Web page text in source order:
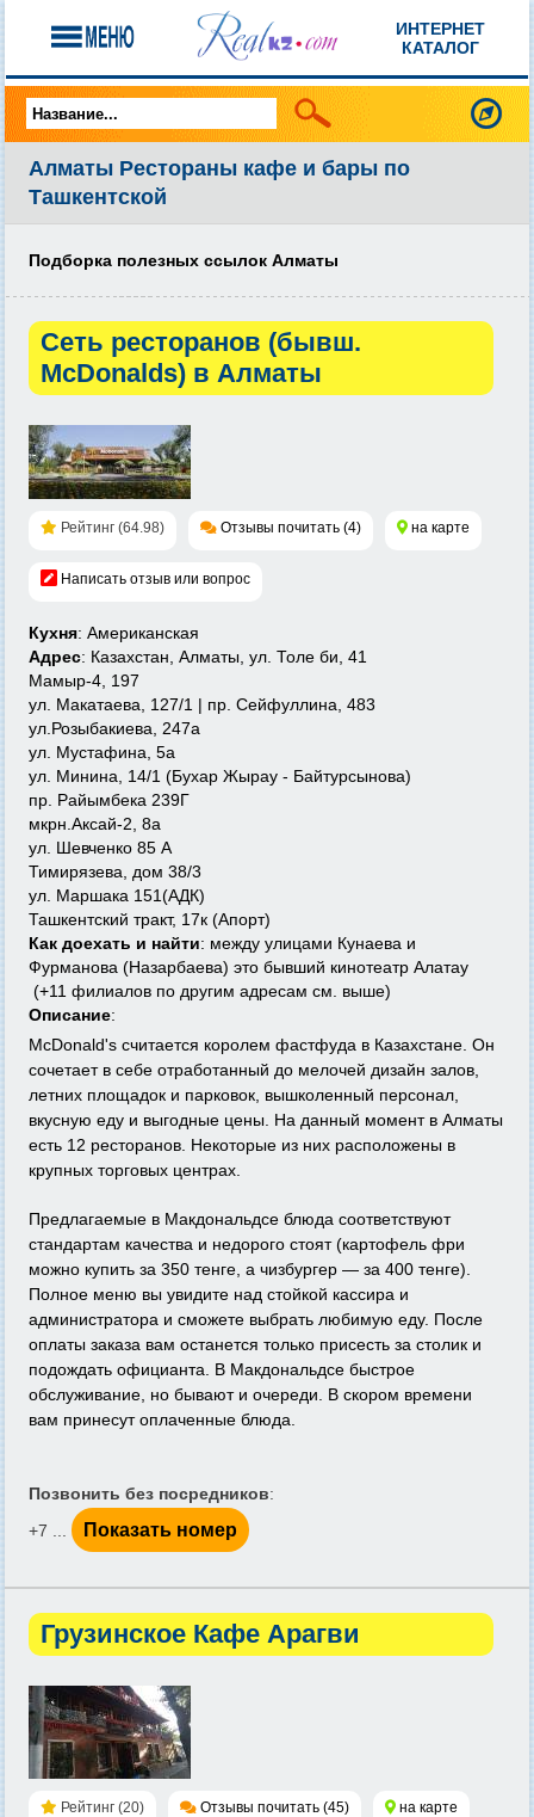
ИНТЕРНЕТ
КАТАЛОГ
Алматы Рестораны кафе и бары по
Ташкентской
Подборка полезных ссылок Алматы
Сеть ресторанов (бывш.
McDonalds) в Алматы
Рейтинг (64.98) Отзывы почитать (4) на карте
Написать отзыв или вопрос
Кухня: Американская
Адрес: Казахстан, Алматы, ул. Толе би, 41
Мамыр-4, 197
ул. Макатаева, 127/1 | пр. Сейфуллина, 483
ул.Розыбакиева, 247а
ул. Мустафина, 5а
ул. Минина, 14/1 (Бухар Жырау - Байтурсынова)
пр. Райымбека 239Г
мкрн.Аксай-2, 8а
ул. Шевченко 85 А
Тимирязева, дом 38/3
ул. Маршака 151(АДК)
Ташкентский тракт, 17к (Апорт)
Как доехать и найти: между улицами Кунаева и
Фурманова (Назарбаева) это бывший кинотеатр Алатау
(+11 филиалов по другим адресам см. выше)
Описание:
McDonald's считается королем фастфуда в Казахстане. Он
сочетает в себе отработанный до мелочей дизайн залов,
летних площадок и парковок, вышколенный персонал,
вкусную еду и выгодные цены. На данный момент в Алматы
есть 12 ресторанов. Некоторые из них расположены в
крупных торговых центрах.
Предлагаемые в Макдональдсе блюда соответствуют
стандартам качества и недорого стоят (картофель фри
можно купить за 350 тенге, а чизбургер — за 400 тенге).
Полное меню вы увидите над стойкой кассира и
администратора и сможете выбрать любимую еду. После
оплаты заказа вам останется только присесть за столик и
подождать официанта. В Макдональдсе быстрое
обслуживание, но бывают и очереди. В скором времени
вам принесут оплаченные блюда.
Позвонить без посредников:
+7 ...
Показать номер
Грузинское Кафе Арагви
Рейтинг (20) Отзывы почитать (45) на карте